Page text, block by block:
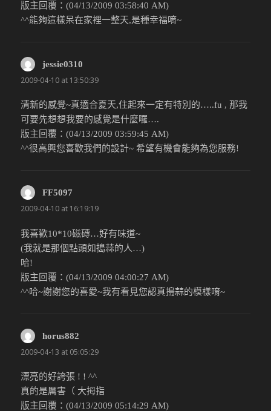
版主回覆：(04/13/2009 03:58:40 AM)
^^能夠這樣呆在家裡一整天,是種幸福唷~
jessie0310
2009-04-10 at 13:50:39
清新的感覺~真適合夏天,住起來一定有特別的…..fu , 那我
可要先想想我要的感覺是什麼囉….
版主回覆：(04/13/2009 03:59:45 AM)
^^很高興您喜歡我們的設計~ 希望有機會能夠為您服務!
FF5097
2009-04-10 at 16:19:19
我喜歡10*10磁磚…好有味道~
(我就是那個點頭如搗蒜的人…)
哈!
版主回覆：(04/13/2009 04:00:27 AM)
^^哈~謝謝您的喜愛~我有看見您認真搗蒜的模樣唷~
horus882
2009-04-13 at 05:05:29
漂亮的好誇張 ! ! ^^
真的是厲害（ 大拇指
版主回覆：(04/13/2009 05:14:29 AM)